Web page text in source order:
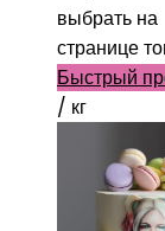
выбрать на
странице
Быстрый
/ кг